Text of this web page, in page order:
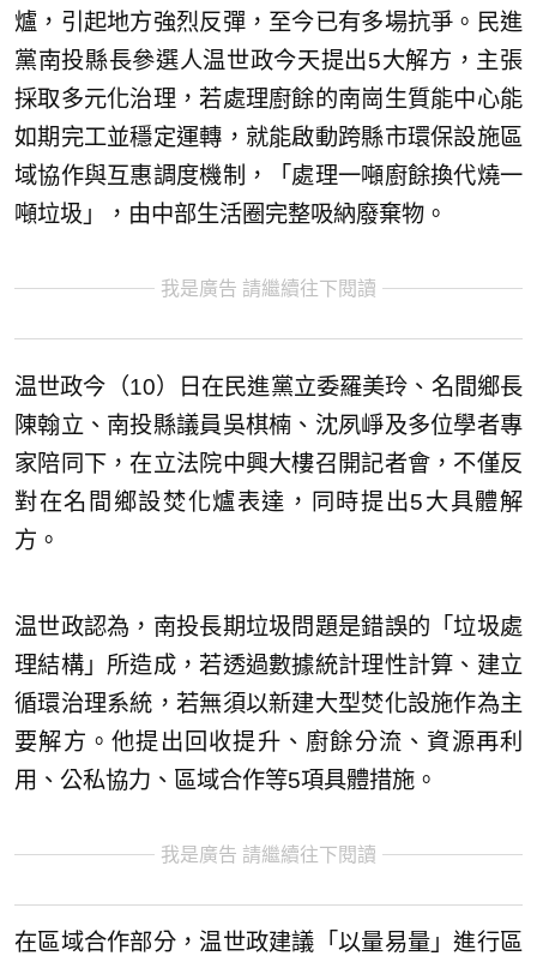
爐，引起地方強烈反彈，至今已有多場抗爭。民進
黨南投縣長參選人温世政今天提出5大解方，主張
採取多元化治理，若處理廚餘的南崗生質能中心能
如期完工並穩定運轉，就能啟動跨縣市環保設施區
域協作與互惠調度機制，「處理一噸廚餘換代燒一
噸垃圾」，由中部生活圈完整吸納廢棄物。
我是廣告 請繼續往下閱讀
温世政今（10）日在民進黨立委羅美玲、名間鄉長
陳翰立、南投縣議員吳棋楠、沈夙崢及多位學者專
家陪同下，在立法院中興大樓召開記者會，不僅反
對在名間鄉設焚化爐表達，同時提出5大具體解
方。
温世政認為，南投長期垃圾問題是錯誤的「垃圾處
理結構」所造成，若透過數據統計理性計算、建立
循環治理系統，若無須以新建大型焚化設施作為主
要解方。他提出回收提升、廚餘分流、資源再利
用、公私協力、區域合作等5項具體措施。
我是廣告 請繼續往下閱讀
在區域合作部分，温世政建議「以量易量」進行區